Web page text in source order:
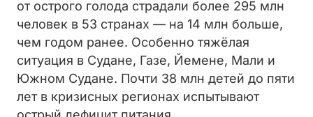
от острого голода страдали более 295 млн
человек в 53 странах — на 14 млн больше,
чем годом ранее. Особенно тяжёлая
ситуация в Судане, Газе, Йемене, Мали и
Южном Судане. Почти 38 млн детей до пяти
лет в кризисных регионах испытывают